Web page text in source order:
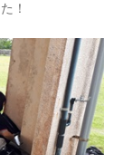
！